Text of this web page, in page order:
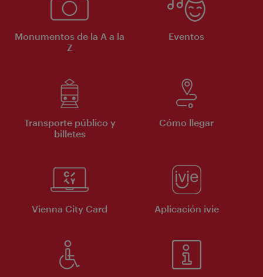
Monumentos de la A a la
Z
Eventos
Transporte público y
billetes
Cómo llegar
Vienna City Card Aplicación ivie